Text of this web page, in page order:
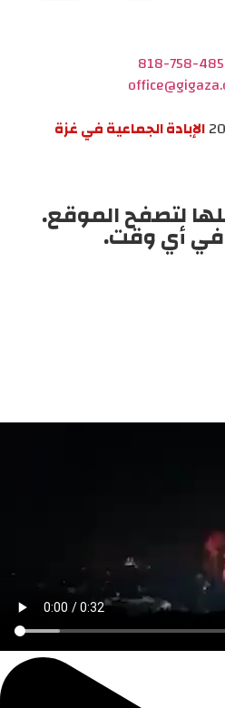
818-758-
الإبادة الجماعية في غزة
لتصفح الموقع.
في أي وقت.